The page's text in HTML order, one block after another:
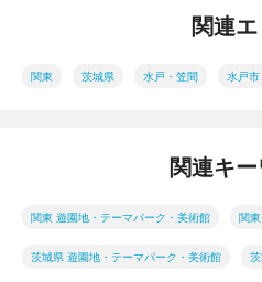
関連
関東 茨城県 水戸・笠間 水戸市
関連キ
関東 遊園地・テーマパーク・美術館 関
茨城県 遊園地・テーマパーク・美術館